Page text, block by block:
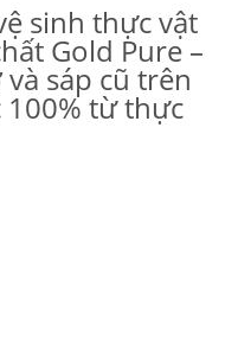
sinh thực vật
Gold Pure –
sáp cũ trên
100% từ thực
thiên nhiên nguyên chất